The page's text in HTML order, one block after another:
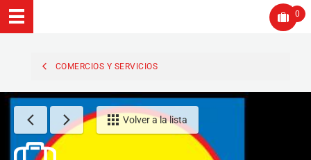
0
COMERCIOS Y SERVICIOS
Volver a la lista